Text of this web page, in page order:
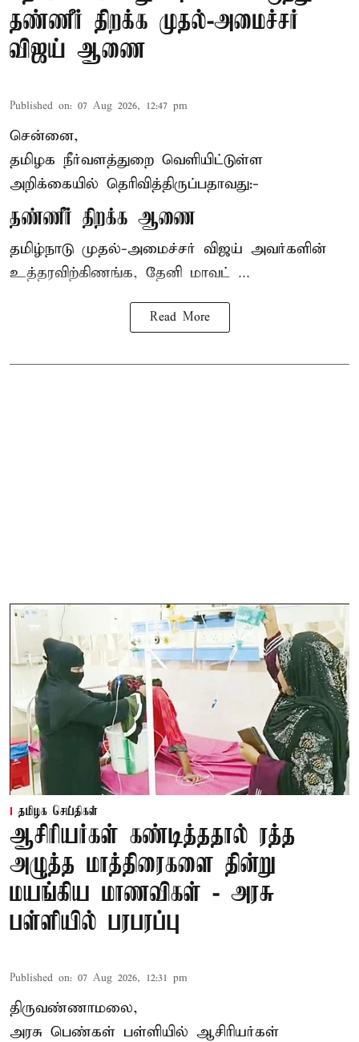
தண்ணீர் திறக்க முதல்-அமைச்சர்
விஜய் ஆணை
Published on: 07 Aug 2026, 12:47 pm
சென்னை,
தமிழக நீர்வளத்துறை வெளியிட்டுள்ள
அறிக்கையில் தெரிவித்திருப்பதாவது:-
தண்ணீர் திறக்க ஆணை
தமிழ்நாடு முதல்-அமைச்சர் விஜய் அவர்களின்
உத்தரவிற்கிணங்க, தேனி மாவட் ...
Read More
தமிழக செய்திகள்
ஆசிரியர்கள் கண்டித்ததால் ரத்த
அழுத்த மாத்திரைகளை தின்று
மயங்கிய மாணவிகள் - அரசு
பள்ளியில் பரபரப்பு
Published on: 07 Aug 2026, 12:31 pm
திருவண்ணாமலை,
அரசு பெண்கள் பள்ளியில் ஆசிரியர்கள்